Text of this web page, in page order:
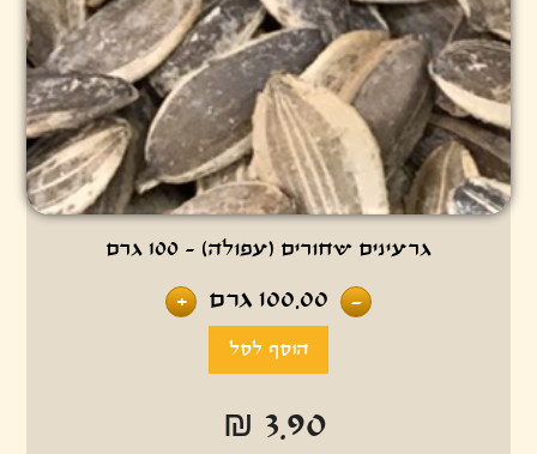
גרעינים שחורים (עפולה) - 100 גרם
-
100.00 גרם +
₪ 3.90